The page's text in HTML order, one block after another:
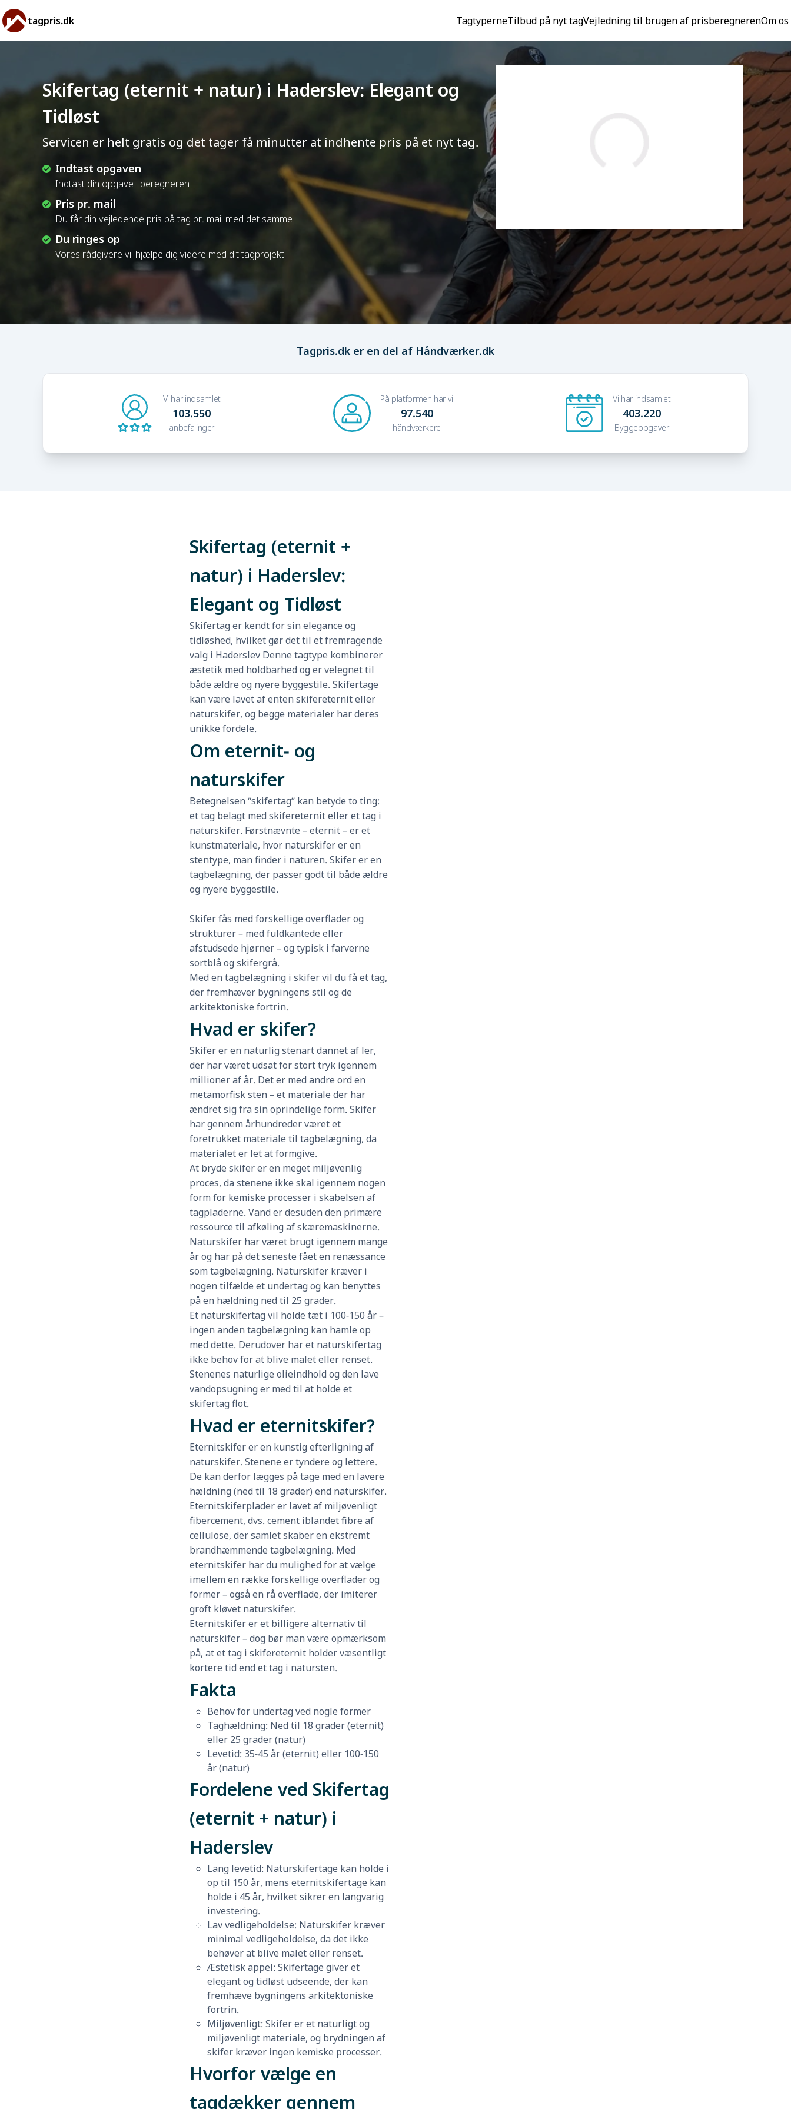
tagpris.dk TagtyperneTilbud på nyt tagVejledning til brugen af prisberegnerenOm os
Skifertag (eternit + natur) i Haderslev: Elegant og
Tidløst
Servicen er helt gratis og det tager få minutter at indhente pris på et nyt tag.
Indtast opgaven
Indtast din opgave i beregneren
Pris pr. mail
Du får din vejledende pris på tag pr. mail med det samme
Du ringes op
Vores rådgivere vil hjælpe dig videre med dit tagprojekt
Tagpris.dk er en del af Håndværker.dk
Vi har indsamlet
103.550
anbefalinger
På platformen har vi
97.540
håndværkere
Vi har indsamlet
403.220
Byggeopgaver
Skifertag (eternit +
natur) i Haderslev:
Elegant og Tidløst
Skifertag er kendt for sin elegance og
tidløshed, hvilket gør det til et fremragende
valg i Haderslev Denne tagtype kombinerer
æstetik med holdbarhed og er velegnet til
både ældre og nyere byggestile. Skifertage
kan være lavet af enten skifereternit eller
naturskifer, og begge materialer har deres
unikke fordele.
Om eternit- og
naturskifer
Betegnelsen “skifertag” kan betyde to ting:
et tag belagt med skifereternit eller et tag i
naturskifer. Førstnævnte – eternit – er et
kunstmateriale, hvor naturskifer er en
stentype, man finder i naturen. Skifer er en
tagbelægning, der passer godt til både ældre
og nyere byggestile.
Skifer fås med forskellige overflader og
strukturer – med fuldkantede eller
afstudsede hjørner – og typisk i farverne
sortblå og skifergrå.
Med en tagbelægning i skifer vil du få et tag,
der fremhæver bygningens stil og de
arkitektoniske fortrin.
Hvad er skifer?
Skifer er en naturlig stenart dannet af ler,
der har været udsat for stort tryk igennem
millioner af år. Det er med andre ord en
metamorfisk sten – et materiale der har
ændret sig fra sin oprindelige form. Skifer
har gennem århundreder været et
foretrukket materiale til tagbelægning, da
materialet er let at formgive.
At bryde skifer er en meget miljøvenlig
proces, da stenene ikke skal igennem nogen
form for kemiske processer i skabelsen af
tagpladerne. Vand er desuden den primære
ressource til afkøling af skæremaskinerne.
Naturskifer har været brugt igennem mange
år og har på det seneste fået en renæssance
som tagbelægning. Naturskifer kræver i
nogen tilfælde et undertag og kan benyttes
på en hældning ned til 25 grader.
Et naturskifertag vil holde tæt i 100-150 år –
ingen anden tagbelægning kan hamle op
med dette. Derudover har et naturskifertag
ikke behov for at blive malet eller renset.
Stenenes naturlige olieindhold og den lave
vandopsugning er med til at holde et
skifertag flot.
Hvad er eternitskifer?
Eternitskifer er en kunstig efterligning af
naturskifer. Stenene er tyndere og lettere.
De kan derfor lægges på tage med en lavere
hældning (ned til 18 grader) end naturskifer.
Eternitskiferplader er lavet af miljøvenligt
fibercement, dvs. cement iblandet fibre af
cellulose, der samlet skaber en ekstremt
brandhæmmende tagbelægning. Med
eternitskifer har du mulighed for at vælge
imellem en række forskellige overflader og
former – også en rå overflade, der imiterer
groft kløvet naturskifer.
Eternitskifer er et billigere alternativ til
naturskifer – dog bør man være opmærksom
på, at et tag i skifereternit holder væsentligt
kortere tid end et tag i natursten.
Fakta
Behov for undertag ved nogle former
Taghældning: Ned til 18 grader (eternit)
eller 25 grader (natur)
Levetid: 35-45 år (eternit) eller 100-150
år (natur)
Fordelene ved Skifertag
(eternit + natur) i
Haderslev
Lang levetid: Naturskifertage kan holde i
op til 150 år, mens eternitskifertage kan
holde i 45 år, hvilket sikrer en langvarig
investering.
Lav vedligeholdelse: Naturskifer kræver
minimal vedligeholdelse, da det ikke
behøver at blive malet eller renset.
Æstetisk appel: Skifertage giver et
elegant og tidløst udseende, der kan
fremhæve bygningens arkitektoniske
fortrin.
Miljøvenligt: Skifer er et naturligt og
miljøvenligt materiale, og brydningen af
skifer kræver ingen kemiske processer.
Hvorfor vælge en
tagdækker gennem